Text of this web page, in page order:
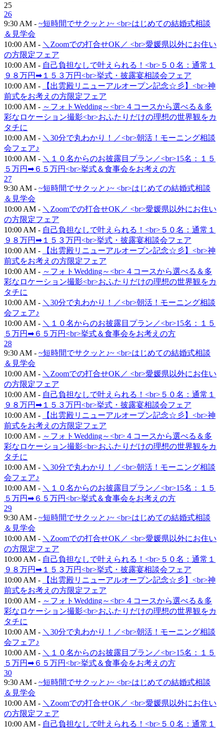
25
26
9:30 AM - ~短時間でサクッと♪~ <br>はじめての結婚式相談
＆見学会
10:00 AM - ＼Zoomでの打合せOK／ <br>愛媛県以外にお住い
の方限定フェア
10:00 AM - 自己負担なしで叶えられる！<br>５０名：通常１
９８万円➡１５３万円<br>挙式・披露宴相談会フェア
10:00 AM -
【出雲殿リニューアルオープン記念☆彡】<br>神
前式をお考えの方限定フェア
10:00 AM - ～フォトWedding～<br>４コースから選べる＆多
彩なロケーション撮影<br>おふたりだけの理想の世界観をカ
タチに
10:00 AM - ＼30分で丸わかり！／<br>朝活！モーニング相談
会フェア♪
10:00 AM - ＼１０名からのお披露目プラン／<br>15名：１５
５万円➡６５万円<br>挙式＆食事会をお考えの方
27
9:30 AM - ~短時間でサクッと♪~ <br>はじめての結婚式相談
＆見学会
10:00 AM - ＼Zoomでの打合せOK／ <br>愛媛県以外にお住い
の方限定フェア
10:00 AM - 自己負担なしで叶えられる！<br>５０名：通常１
９８万円➡１５３万円<br>挙式・披露宴相談会フェア
10:00 AM -
【出雲殿リニューアルオープン記念☆彡】<br>神
前式をお考えの方限定フェア
10:00 AM - ～フォトWedding～<br>４コースから選べる＆多
彩なロケーション撮影<br>おふたりだけの理想の世界観をカ
タチに
10:00 AM - ＼30分で丸わかり！／<br>朝活！モーニング相談
会フェア♪
10:00 AM - ＼１０名からのお披露目プラン／<br>15名：１５
５万円➡６５万円<br>挙式＆食事会をお考えの方
28
9:30 AM - ~短時間でサクッと♪~ <br>はじめての結婚式相談
＆見学会
10:00 AM - ＼Zoomでの打合せOK／ <br>愛媛県以外にお住い
の方限定フェア
10:00 AM - 自己負担なしで叶えられる！<br>５０名：通常１
９８万円➡１５３万円<br>挙式・披露宴相談会フェア
10:00 AM -
【出雲殿リニューアルオープン記念☆彡】<br>神
前式をお考えの方限定フェア
10:00 AM - ～フォトWedding～<br>４コースから選べる＆多
彩なロケーション撮影<br>おふたりだけの理想の世界観をカ
タチに
10:00 AM - ＼30分で丸わかり！／<br>朝活！モーニング相談
会フェア♪
10:00 AM - ＼１０名からのお披露目プラン／<br>15名：１５
５万円➡６５万円<br>挙式＆食事会をお考えの方
29
9:30 AM - ~短時間でサクッと♪~ <br>はじめての結婚式相談
＆見学会
10:00 AM - ＼Zoomでの打合せOK／ <br>愛媛県以外にお住い
の方限定フェア
10:00 AM - 自己負担なしで叶えられる！<br>５０名：通常１
９８万円➡１５３万円<br>挙式・披露宴相談会フェア
10:00 AM -
【出雲殿リニューアルオープン記念☆彡】<br>神
前式をお考えの方限定フェア
10:00 AM - ～フォトWedding～<br>４コースから選べる＆多
彩なロケーション撮影<br>おふたりだけの理想の世界観をカ
タチに
10:00 AM - ＼30分で丸わかり！／<br>朝活！モーニング相談
会フェア♪
10:00 AM - ＼１０名からのお披露目プラン／<br>15名：１５
５万円➡６５万円<br>挙式＆食事会をお考えの方
30
9:30 AM - ~短時間でサクッと♪~ <br>はじめての結婚式相談
＆見学会
10:00 AM - ＼Zoomでの打合せOK／ <br>愛媛県以外にお住い
の方限定フェア
10:00 AM - 自己負担なしで叶えられる！<br>５０名：通常１